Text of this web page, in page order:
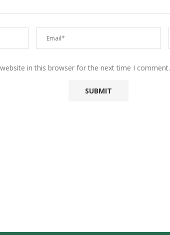
in this browser for the next time I comment.